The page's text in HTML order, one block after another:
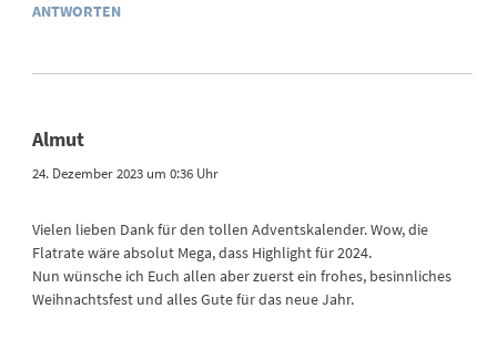
ANTWORTEN
Almut
24. Dezember 2023 um 0:36 Uhr
Vielen lieben Dank für den tollen Adventskalender. Wow, die
Flatrate wäre absolut Mega, dass Highlight für 2024.
Nun wünsche ich Euch allen aber zuerst ein frohes, besinnliches
Weihnachtsfest und alles Gute für das neue Jahr.